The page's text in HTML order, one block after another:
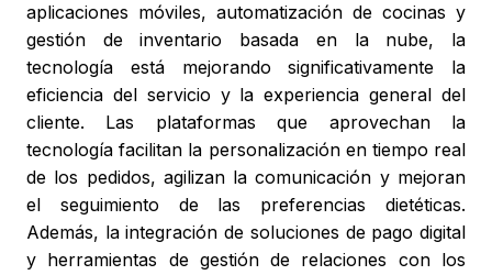
aplicaciones móviles, automatización de cocinas y
gestión de inventario basada en la nube, la
tecnología está mejorando significativamente la
eficiencia del servicio y la experiencia general del
cliente. Las plataformas que aprovechan la
tecnología facilitan la personalización en tiempo real
de los pedidos, agilizan la comunicación y mejoran
el seguimiento de las preferencias dietéticas.
Además, la integración de soluciones de pago digital
y herramientas de gestión de relaciones con los